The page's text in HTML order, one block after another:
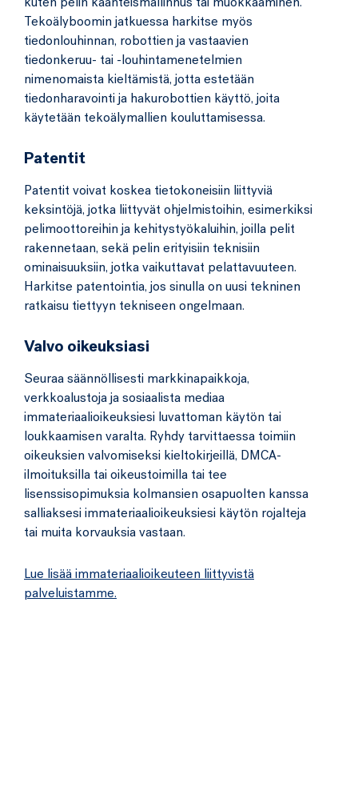
kuten pelin käänteismallinnus tai muokkaaminen.
Tekoälyboomin jatkuessa harkitse myös
tiedonlouhinnan, robottien ja vastaavien
tiedonkeruu- tai -louhintamenetelmien
nimenomaista kieltämistä, jotta estetään
tiedonharavointi ja hakurobottien käyttö, joita
käytetään tekoälymallien kouluttamisessa.
Patentit
Patentit voivat koskea tietokoneisiin liittyviä
keksintöjä, jotka liittyvät ohjelmistoihin, esimerkiksi
pelimoottoreihin ja kehitystyökaluihin, joilla pelit
rakennetaan, sekä pelin erityisiin teknisiin
ominaisuuksiin, jotka vaikuttavat pelattavuuteen.
Harkitse patentointia, jos sinulla on uusi tekninen
ratkaisu tiettyyn tekniseen ongelmaan.
Valvo oikeuksiasi
Seuraa säännöllisesti markkinapaikkoja,
verkkoalustoja ja sosiaalista mediaa
immateriaalioikeuksiesi luvattoman käytön tai
loukkaamisen varalta. Ryhdy tarvittaessa toimiin
oikeuksien valvomiseksi kieltokirjeillä, DMCA-
ilmoituksilla tai oikeustoimilla tai tee
lisenssisopimuksia kolmansien osapuolten kanssa
salliaksesi immateriaalioikeuksiesi käytön rojalteja
tai muita korvauksia vastaan.
Lue lisää immateriaalioikeuteen liittyvistä
palveluistamme.